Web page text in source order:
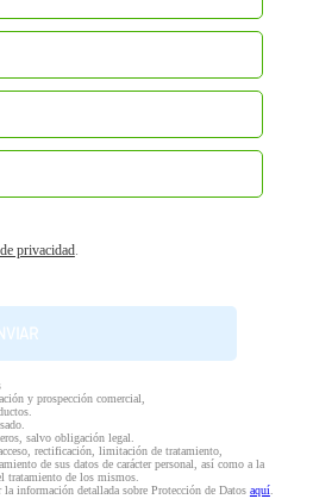
privacidad.
y prospección comercial,
salvo obligación legal.
rectificación, limitación de tratamiento,
de sus datos de carácter personal, así como a la
tratamiento de los mismos.
la información detallada sobre Protección de Datos aquí.